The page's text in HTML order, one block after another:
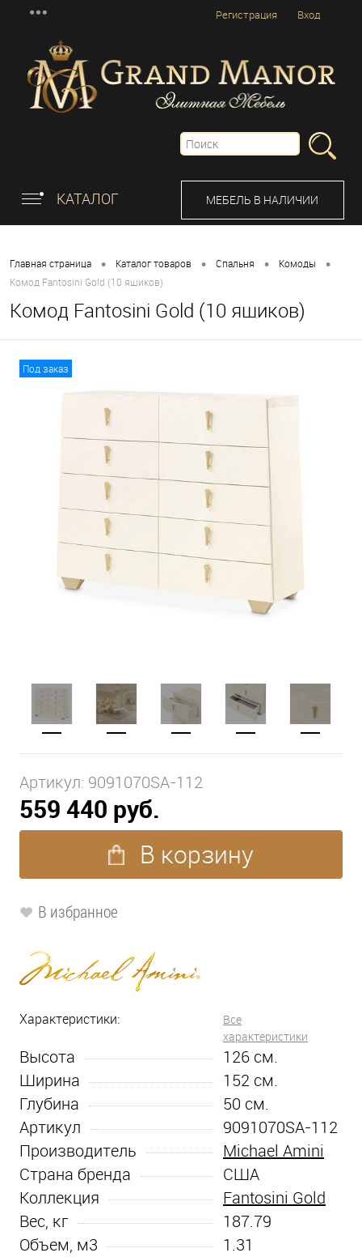
Вход
Регистрация
КАТАЛОГ МЕБЕЛЬ В НАЛИЧИИ
Главная страница • Каталог товаров • Спальня • Комоды •
Комод Fantosini Gold (10 ящиков)
Комод Fantosini Gold (10 ящиков)
Под заказ
Артикул: 9091070SA-112
559 440 руб.
В корзину
В избранное
Характеристики:
Все
характеристики
Высота 126 см.
Ширина
152 см.
Глубина
50 см.
Артикул
9091070SA-112
Производитель
Michael Amini
Страна бренда
США
Коллекция
Fantosini Gold
Вес, кг
187.79
Объем, м3
1.31